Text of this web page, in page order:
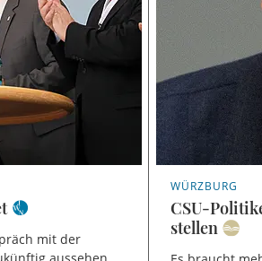
mit der
WÜRZBURG
CSU-
stellen